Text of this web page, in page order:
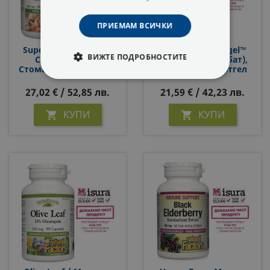
Super Strenght Garlic
Concentrate, 90
Стомашно Устойчиви
Софтгел Капсули
27,02 € / 52,85 лв.
 КУПИ
Витамин С BioCgel™
(калциев Аскорбат),
500 Mg Х 90 Софтгел
Капсули
21,59 € / 42,23 лв.
 КУПИ
ПРИЕМАМ ВСИЧКИ
ВИЖТЕ ПОДРОБНОСТИТЕ
СТАТИСТИЧЕСКИ
НЕКЛАСИФИЦИРАНИ